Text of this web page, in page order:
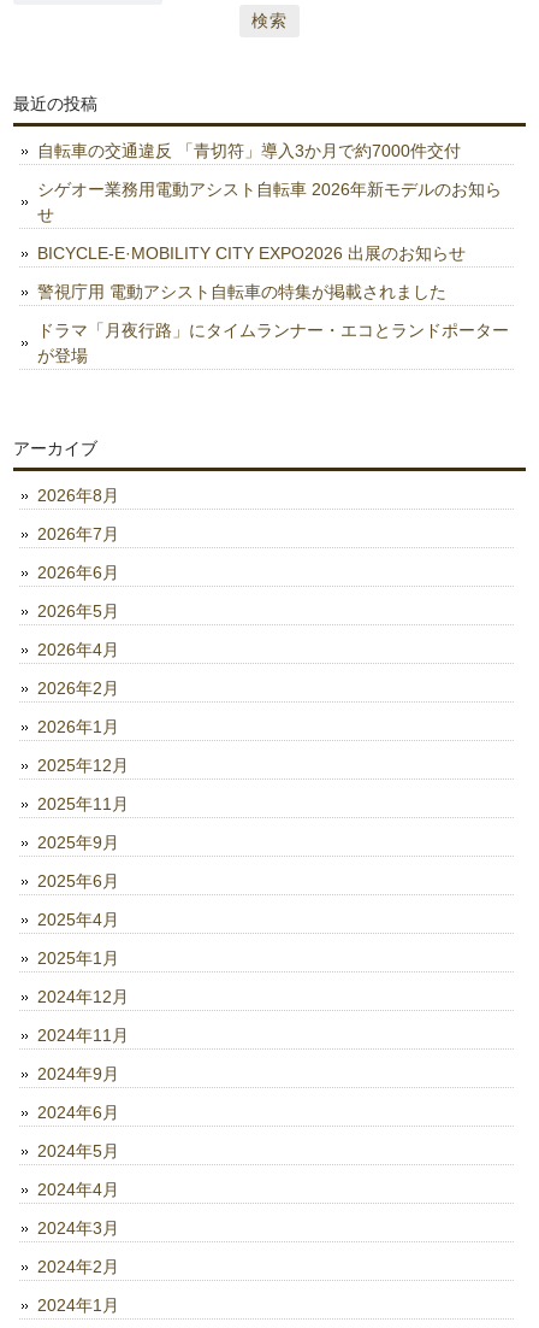
索:
最近の投稿
自転車の交通違反 「青切符」導入3か月で約7000件交付
シゲオー業務用電動アシスト自転車 2026年新モデルのお知ら
せ
BICYCLE-E·MOBILITY CITY EXPO2026 出展のお知らせ
警視庁用 電動アシスト自転車の特集が掲載されました
ドラマ「月夜行路」にタイムランナー・エコとランドポーター
が登場
アーカイブ
2026年8月
2026年7月
2026年6月
2026年5月
2026年4月
2026年2月
2026年1月
2025年12月
2025年11月
2025年9月
2025年6月
2025年4月
2025年1月
2024年12月
2024年11月
2024年9月
2024年6月
2024年5月
2024年4月
2024年3月
2024年2月
2024年1月